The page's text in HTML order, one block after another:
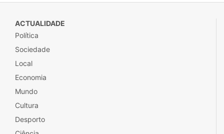
ACTUALIDADE
Política
Sociedade
Local
Economia
Mundo
Cultura
Desporto